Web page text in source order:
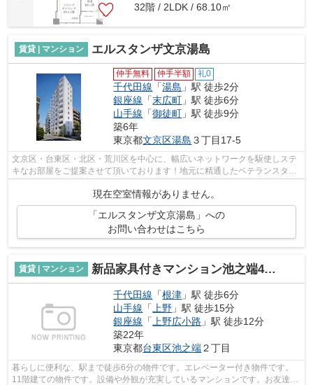
32階 / 2LDK / 68.10㎡
賃貸 | マンション エルスタンザ文京湯島
仲手無料 仲手半額 礼0
千代田線 「湯島 」駅 徒歩2分
銀座線 「末広町 」駅 徒歩6分
山手線 「御徒町 」駅 徒歩9分
築6年
東京都文京区湯島 ３丁目17-5
文京区・台東区・北区・荒川区を中心に、幅広いネットワークを駆使しステ
キなお部屋をご提案させて頂いております！地元に精通したベテランスタッ
フがお部屋探しのサポートをさせて頂...
現在空室情報がありません。
「エルスタンザ文京湯島」への
お問い合わせはこちら
賃貸 | マンション 新品家具付きマンション池之端43(KaGood東京)
千代田線 「根津 」駅 徒歩6分
山手線 「 上野 」駅 徒歩15分
銀座線 「 上野広小路 」駅 徒歩12分
築22年
東京都台東区池之端２丁目
暮らしに便利な、駅まで徒歩6分の物件です。エレベーター付き物件です。
11階建ての物件です。設備や外観が充実しているマンションです。お友達を